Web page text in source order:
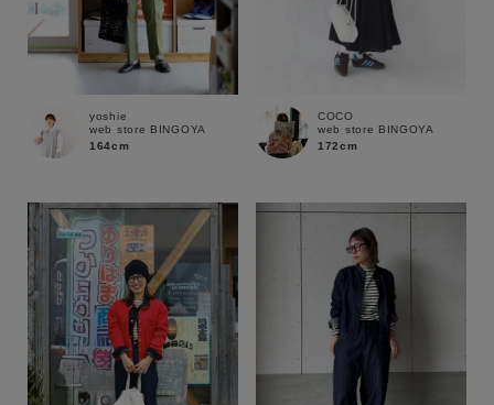
yoshie
web store BINGOYA
164cm
COCO
web store BINGOYA
172cm